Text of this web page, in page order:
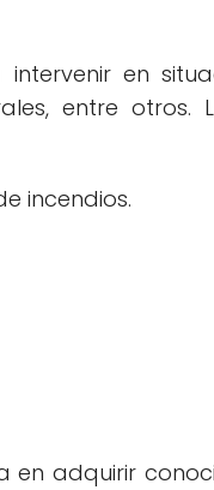
en
entre otros.
incendios.
en adquirir